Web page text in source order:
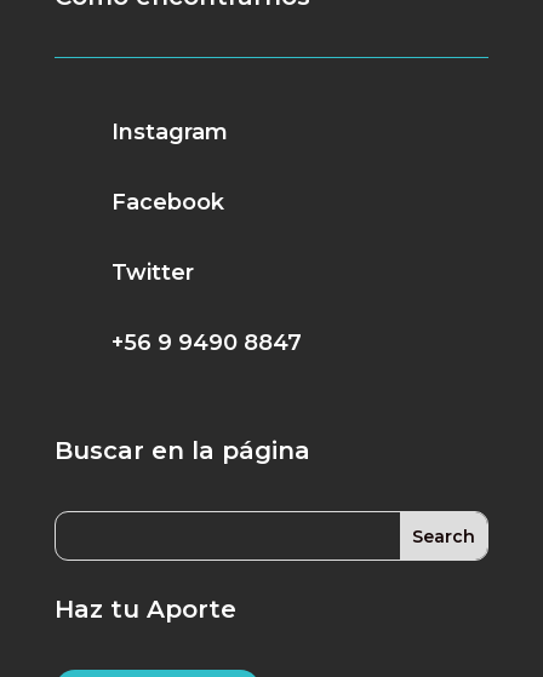
Instagram
Facebook
Twitter
+56 9 9490 8847
Buscar en la página
Haz tu Aporte